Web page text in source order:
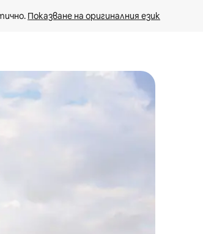
Показване на оригиналния език